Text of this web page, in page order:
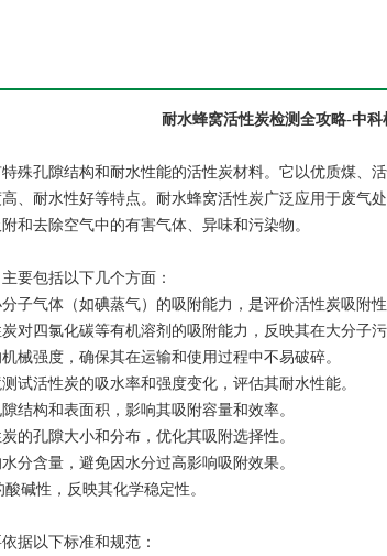
耐水蜂窝活性炭检测全攻略-中科
殊孔隙结构和耐水性能的活性炭材料。它以优质煤、
、耐水性好等特点。耐水蜂窝活性炭广泛应用于废气
和去除空气中的有害气体、异味和污染物。
要包括以下几个方面：
子气体（如碘蒸气）的吸附能力，是评价活性炭吸附
对四氯化碳等有机溶剂的吸附能力，反映其在大分子
械强度，确保其在运输和使用过程中不易破碎。
试活性炭的吸水率和强度变化，评估其耐水性能。
结构和表面积，影响其吸附容量和效率。
的孔隙大小和分布，优化其吸附选择性。
分含量，避免因水分过高影响吸附效果。
碱性，反映其化学稳定性。
据以下标准和规范：